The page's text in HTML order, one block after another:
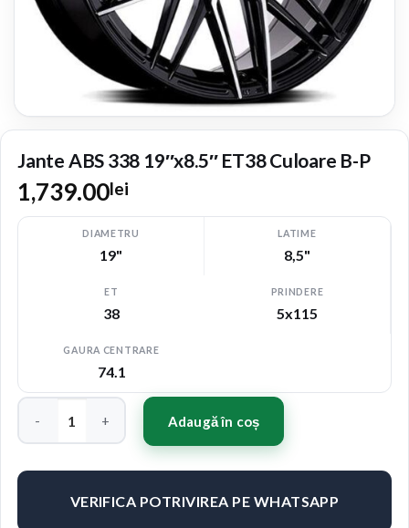
Jante ABS 338 19″x8.5″ ET38 Culoare B-P
1,739.00lei
DIAMETRU
19"
LATIME
8,5"
ET
38
PRINDERE
5x115
GAURA CENTRARE
74.1
Cantitate Jante ABS 338 19"x8.5" ET38 Culoare B-P
Adaugă în coș
VERIFICA POTRIVIREA PE WHATSAPP